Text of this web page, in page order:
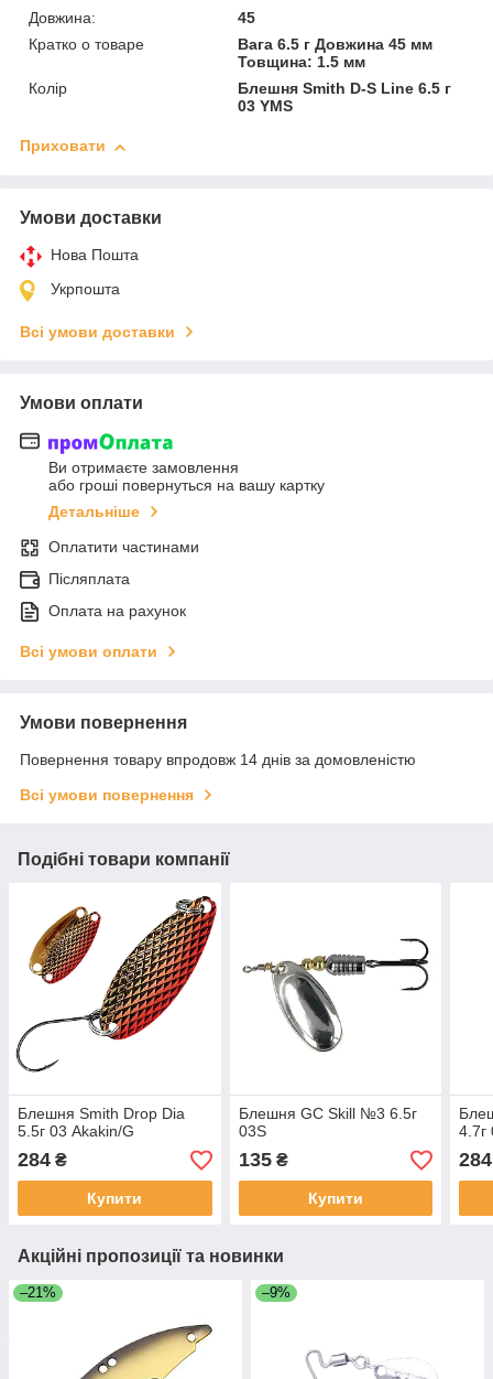
Довжина:
45
Кратко о товаре
Вага 6.5 г Довжина 45 мм
Товщина: 1.5 мм
Колір
Блешня Smith D-S Line 6.5 г
03 YMS
Приховати
Умови доставки
Нова Пошта
Укрпошта
Всі умови доставки
Умови оплати
Ви отримаєте замовлення
або гроші повернуться на вашу картку
Детальніше
Оплатити частинами
Післяплата
Оплата на рахунок
Всі умови оплати
Умови повернення
Повернення товару впродовж 14 днів за домовленістю
Всі умови повернення
Подібні товари компанії
Блешня Smith Drop Dia
5.5г 03 Akakin/G
284 ₴
Купити
Блешня GC Skill №3 6.5г
03S
135₴
Купити
4.7г
284
Акційні пропозиції та новинки
–21% –9%